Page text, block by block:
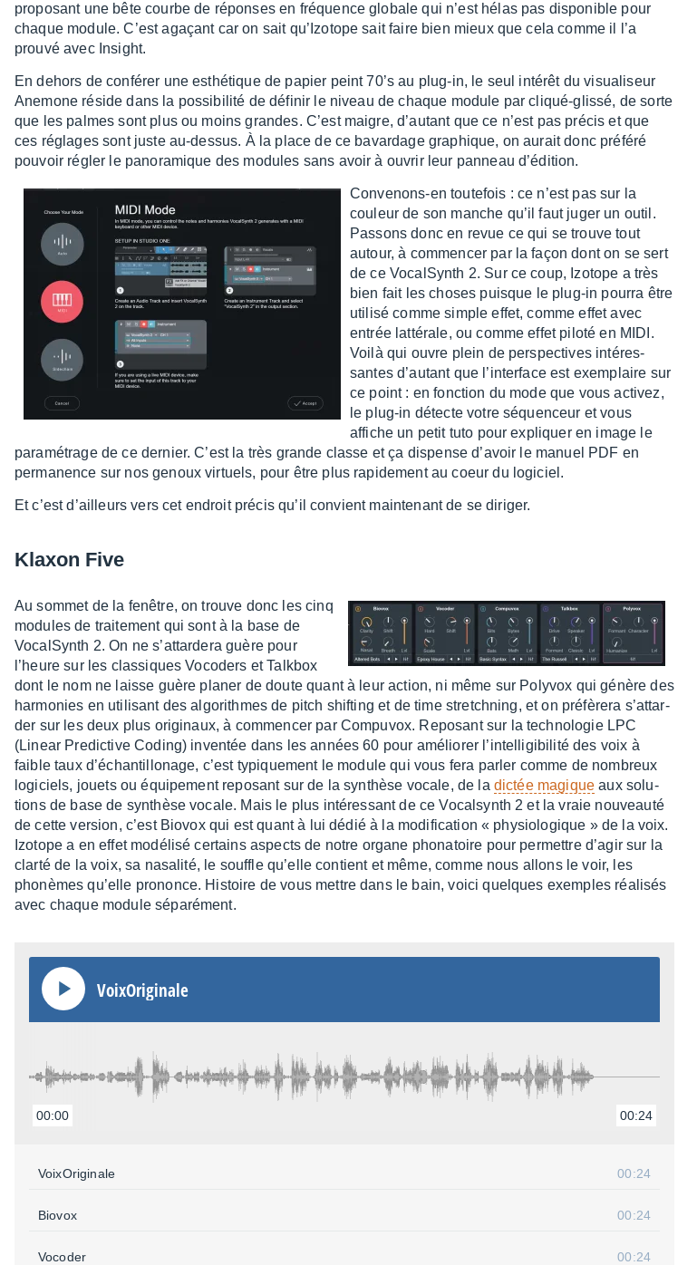
propo­sant une bête courbe de réponses en fréquence globale qui n’est hélas pas dispo­nible pour
chaque module. C’est agaçant car on sait qu’Izo­tope sait faire bien mieux que cela comme il l’a
prouvé avec Insight.
En dehors de confé­rer une esthé­tique de papier peint 70’s au plug-in, le seul inté­rêt du visua­li­seur
Anemone réside dans la possi­bi­lité de défi­nir le niveau de chaque module par cliqué-glissé, de sorte
que les palmes sont plus ou moins grandes. C’est maigre, d’au­tant que ce n’est pas précis et que
ces réglages sont juste au-dessus. À la place de ce bavar­dage graphique, on aurait donc préféré
pouvoir régler le pano­ra­mique des modules sans avoir à ouvrir leur panneau d’édi­tion.
Conve­nons-en toute­fois : ce n’est pas sur la
couleur de son manche qu’il faut juger un outil.
Passons donc en revue ce qui se trouve tout
autour, à commen­cer par la façon dont on se sert
de ce Vocal­Synth 2. Sur ce coup, Izotope a très
bien fait les choses puisque le plug-in pourra être
utilisé comme simple effet, comme effet avec
entrée latté­rale, ou comme effet piloté en MIDI.
Voilà qui ouvre plein de pers­pec­tives inté­res­
santes d’au­tant que l’in­ter­face est exem­plaire sur
ce point : en fonc­tion du mode que vous acti­vez,
le plug-in détecte votre séquen­ceur et vous
affiche un petit tuto pour expliquer en image le
para­mé­trage de ce dernier. C’est la très grande classe et ça dispense d’avoir le manuel PDF en
perma­nence sur nos genoux virtuels, pour être plus rapi­de­ment au coeur du logi­ciel.
Et c’est d’ailleurs vers cet endroit précis qu’il convient main­te­nant de se diri­ger.
Klaxon Five
Au sommet de la fenêtre, on trouve donc les cinq
modules de trai­te­ment qui sont à la base de
Vocal­Synth 2. On ne s’at­tar­dera guère pour
l’heure sur les clas­siques Voco­ders et Talk­box
dont le nom ne laisse guère planer de doute quant à leur action, ni même sur Poly­vox qui génère des
harmo­nies en utili­sant des algo­rithmes de pitch shif­ting et de time stretch­ning, et on préfè­rera s’at­tar­
der sur les deux plus origi­naux, à commen­cer par Compu­vox. Repo­sant sur la tech­no­lo­gie LPC
(Linear Predic­tive Coding) inven­tée dans les années 60 pour amélio­rer l’in­tel­li­gi­bi­lité des voix à
faible taux d’échan­tillo­nage, c’est typique­ment le module qui vous fera parler comme de nombreux
logi­ciels, jouets ou équi­pe­ment repo­sant sur de la synthèse vocale, de la dictée magique aux solu­
tions de base de synthèse vocale. Mais le plus inté­res­sant de ce Vocal­synth 2 et la vraie nouveauté
de cette version, c’est Biovox qui est quant à lui dédié à la modi­fi­ca­tion « physio­lo­gique » de la voix.
Izotope a en effet modé­lisé certains aspects de notre organe phona­toire pour permettre d’agir sur la
clarté de la voix, sa nasa­lité, le souffle qu’elle contient et même, comme nous allons le voir, les
phonèmes qu’elle prononce. Histoire de vous mettre dans le bain, voici quelques exemples réali­sés
avec chaque module sépa­ré­ment.
VoixO­ri­gi­nale
00:00 00:24
VoixO­ri­gi­nale 00:24
Biovox 00:24
Voco­der 00:24